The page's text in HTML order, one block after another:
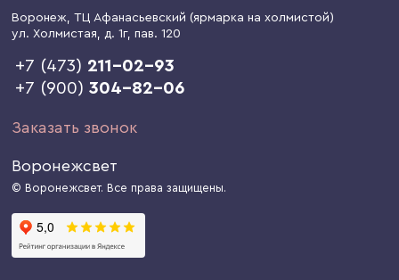
Воронеж, ТЦ Афанасьевский (ярмарка на холмистой)
ул. Холмистая, д. 1г, пав. 120
+7 (473) 211-02-93
+7 (900)304-82-06
Заказать звонок
Воронежсвет
© Воронежсвет. Все права защищены.